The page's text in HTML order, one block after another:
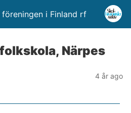
i Finland rf
Närpes
4 år ago